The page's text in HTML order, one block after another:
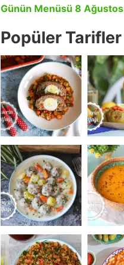
Günün Menüsü 8 Ağustos
Popüler Tarifler